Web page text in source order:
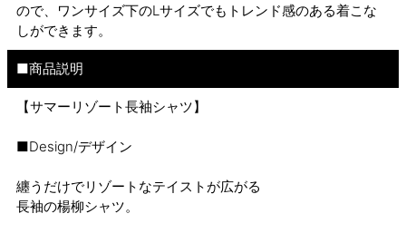
ので、ワンサイズ下のLサイズでもトレンド感のある着こな
しができます。
■商品説明
【サマーリゾート長袖シャツ】
■Design/デザイン
纏うだけでリゾートなテイストが広がる
長袖の楊柳シャツ。